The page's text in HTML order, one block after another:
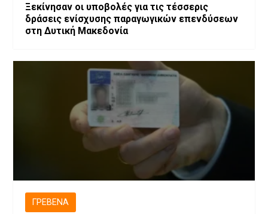
Ξεκίνησαν οι υποβολές για τις τέσσερις
δράσεις ενίσχυσης παραγωγικών επενδύσεων
στη Δυτική Μακεδονία
ΓΡΕΒΕΝΆ